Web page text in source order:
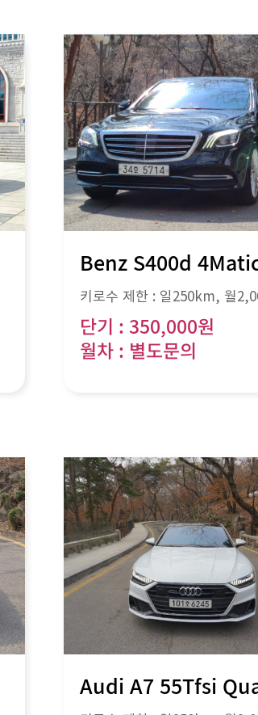
Benz S400d
키로수 제한 : 일250km, 월
단기 : 350,000원
월차 : 별도문의
Audi A7 55Tfsi